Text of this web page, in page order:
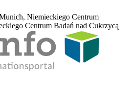
Niemieckiego Centrum
Centrum Badań nad Cukrzycą